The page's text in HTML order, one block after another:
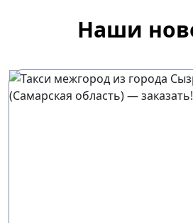
Наши